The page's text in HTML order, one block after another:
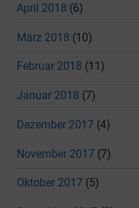
April 2018 (6)
März 2018 (10)
Februar 2018 (11)
Januar 2018 (7)
Dezember 2017 (4)
November 2017 (7)
Oktober 2017 (5)